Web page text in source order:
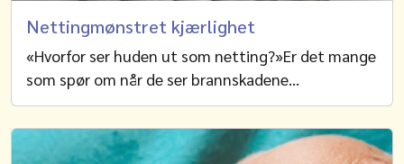
Nettingmønstret kjærlighet
«Hvorfor ser huden ut som netting?»Er det mange
som spør om når de ser brannskadene…